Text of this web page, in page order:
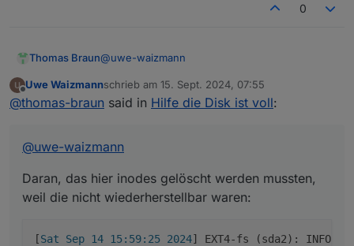
0
Thomas Braun@uwe-waizmann
Daran, das hier inodes gelöscht werden
mussten, weil die nicht wiederherstellbar
[Sat Sep 14 15:59:26 2024] EXT4-fs
Offline
Uwe Waizmannschrieb am 15. Sept. 2024, 07:55
zuletzt editiert von
@thomas-braun said in Hilfe die Disk ist voll:
@uwe-waizmann
Daran, das hier inodes gelöscht werden mussten,
weil die nicht wiederherstellbar waren:
[Sat Sep 14 15:59:25 2024] EXT4-fs (sda2): INFO: